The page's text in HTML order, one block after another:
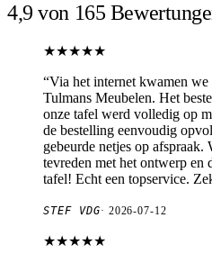
4,9 von 165
★★★★★
“Via het internet kwamen
Tulmans Meubelen. Het
onze tafel werd volledig op
de bestelling eenvoudig
gebeurde netjes op afspraak.
tevreden met het ontwerp en
tafel! Echt een topservice.
STEF VDG· 2026-07-12
★★★★★